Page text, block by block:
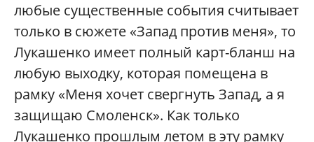
любые существенные события считывает
только в сюжете «Запад против меня», то
Лукашенко имеет полный карт-бланш на
любую выходку, которая помещена в
рамку «Меня хочет свергнуть Запад, а я
защищаю Смоленск». Как только
Лукашенко прошлым летом в эту рамку